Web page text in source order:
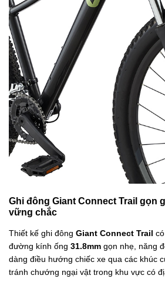
Ghi đông Giant Connect Trail gọn
vững chắc
Thiết kế ghi đông Giant Connect Trail
đường kính ống 31.8mm gọn nhẹ, năng
dàng điều hướng chiếc xe qua các khúc
tránh chướng ngại vật trong khu vực có